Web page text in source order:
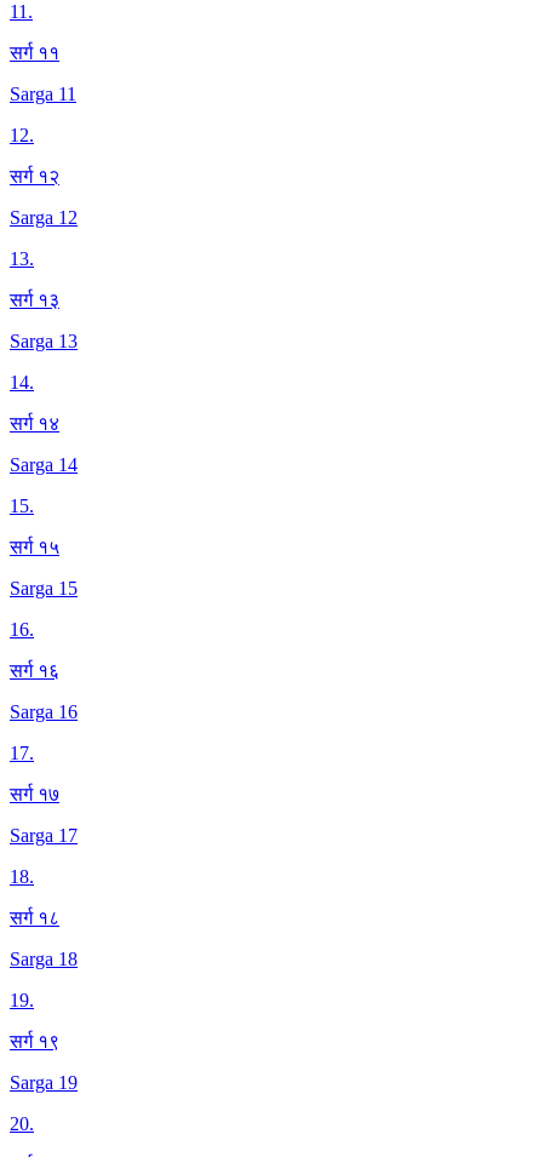
11.
सर्ग ११
Sarga 11
12.
सर्ग १२
Sarga 12
13.
सर्ग १३
Sarga 13
14.
सर्ग १४
Sarga 14
15.
सर्ग १५
Sarga 15
16.
सर्ग १६
Sarga 16
17.
सर्ग १७
Sarga 17
18.
सर्ग १८
Sarga 18
19.
सर्ग १९
Sarga 19
20.